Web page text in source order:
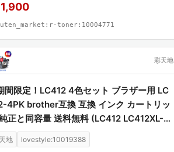
toner:10004771
彩天地
間限定！LC412 4色セット ブラザー用 LC
4PK brother互換 互換 インク カートリッ
正と同容量 送料無料 (LC412 LC412XL-4
LC412C LC412M LC412Y LC41
LC412XLC LC412XLM LC412XLY MF
地 lovestyle:10019388